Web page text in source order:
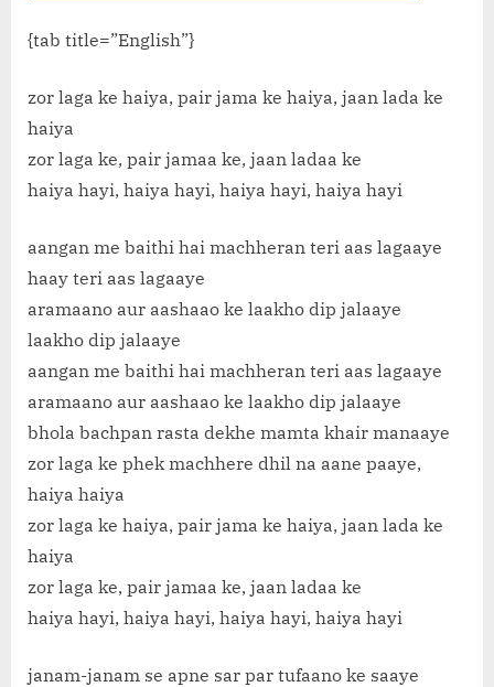
{tab title=”English”}
zor laga ke haiya, pair jama ke haiya, jaan lada ke
haiya
zor laga ke, pair jamaa ke, jaan ladaa ke
haiya hayi, haiya hayi, haiya hayi, haiya hayi
aangan me baithi hai machheran teri aas lagaaye
haay teri aas lagaaye
aramaano aur aashaao ke laakho dip jalaaye
laakho dip jalaaye
aangan me baithi hai machheran teri aas lagaaye
aramaano aur aashaao ke laakho dip jalaaye
bhola bachpan rasta dekhe mamta khair manaaye
zor laga ke phek machhere dhil na aane paaye,
haiya haiya
zor laga ke haiya, pair jama ke haiya, jaan lada ke
haiya
zor laga ke, pair jamaa ke, jaan ladaa ke
haiya hayi, haiya hayi, haiya hayi, haiya hayi
janam-janam se apne sar par tufaano ke saaye